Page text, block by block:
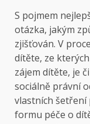
S pojmem
otázka, jakým
zjišťován. V
dítěte, ze
zájem dítěte, je
sociálně právní
vlastních šetření
formu péče o